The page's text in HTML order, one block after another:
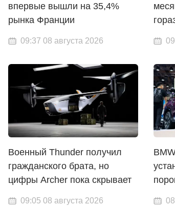
впервые вышли на 35,4%
рынка Франции
09:37 08 августа 2026
Военный Thunder получил
гражданского брата, но
цифры Archer пока скрывает
09:05 08 августа 2026